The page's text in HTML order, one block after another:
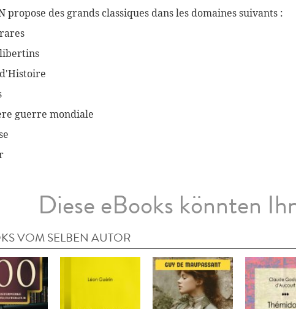
propose des grands classiques dans les domaines suivants :
guerre mondiale
Diese eBooks könnten
VOM SELBEN AUTOR